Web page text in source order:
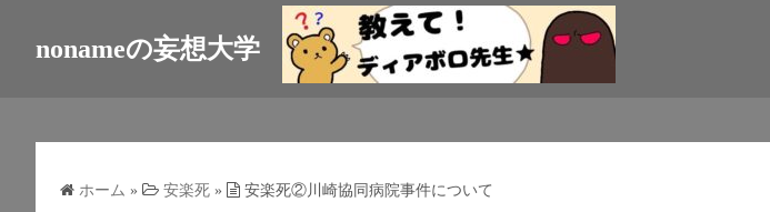
nonameの妄想大学
ホーム » 安楽死 » 安楽死②川崎協同病院事件について